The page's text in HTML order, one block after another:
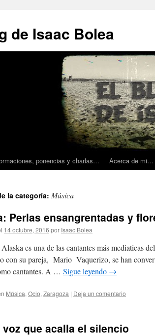
de Isaac Bolea
ponencias y charlas… Acerca de mi…
la categoría: Música
Perlas ensangrentadas y
14 octubre, 2016 por Isaac Bolea
es una de las cantantes más mediaticas
con su pareja, Mario Vaquerizo, se han
cantantes. A … Sigue leyendo →
Música, Ocio, Zaragoza | Deja un comentario
voz que acalla el silencio